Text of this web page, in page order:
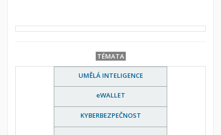
TÉMATA
UMĚLÁ INTELIGENCE
eWALLET
KYBERBEZPEČNOST